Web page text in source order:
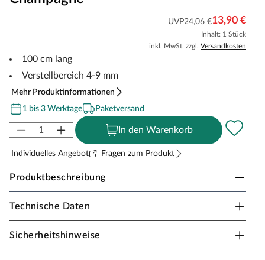
UVP24,06 €13,90 €
Inhalt: 1 Stück
inkl. MwSt. zzgl. Versandkosten
100 cm lang
Verstellbereich 4-9 mm
Mehr Produktinformationen
1 bis 3 Werktage
Paketversand
In den Warenkorb
Individuelles Angebot Fragen zum Produkt
Produktbeschreibung
PROCOVER Designfloor Übergangsprofil für
Designböden
Technische Daten
Sicherheitshinweise